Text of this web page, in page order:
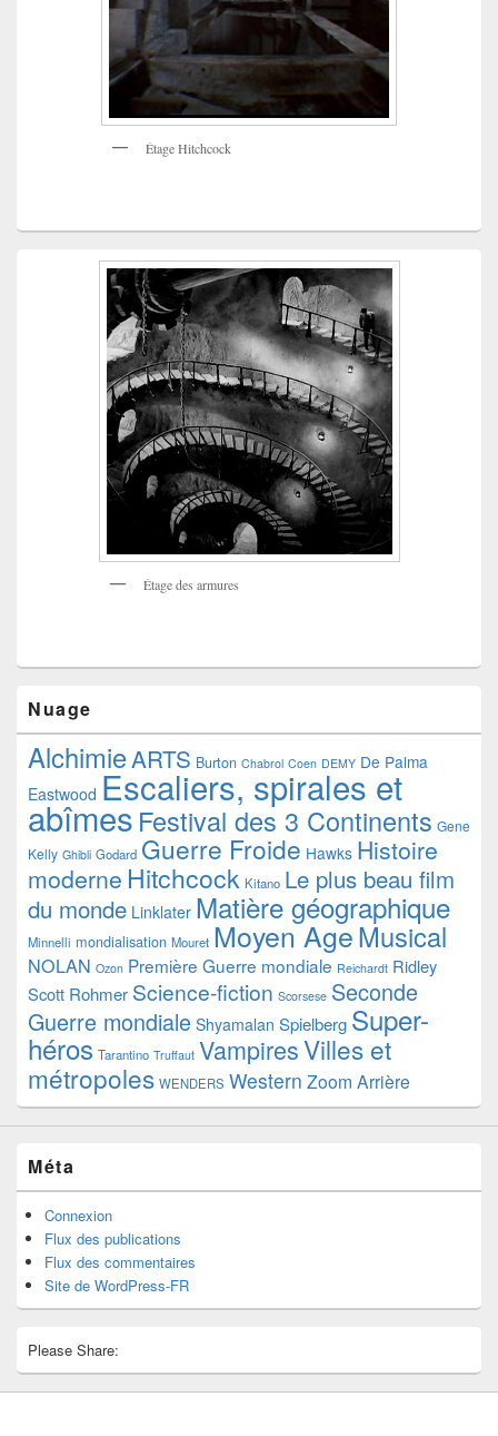
Étage Hitchcock
Étage des armures
Nuage
AlchimieARTS Burton Chabrol Coen DEMY De Palma
Eastwood Escaliers, spirales et
abîmes Festival des 3 Continents Gene
Kelly Ghibli Godard Guerre Froide Hawks Histoire
moderne Hitchcock Kitano Le plus beau film
du monde Linklater Matière géographique
Minnelli mondialisation Mouret Moyen AgeMusical
NOLAN Ozon Première Guerre mondiale Reichardt Ridley
Scott Rohmer Science-fiction Scorsese Seconde
Guerre mondiale Shyamalan Spielberg Super-
héros Tarantino Truffaut VampiresVilles et
métropoles WENDERS Western Zoom Arrière
Méta
Connexion
Flux des publications
Flux des commentaires
Site de WordPress-FR
Please Share: